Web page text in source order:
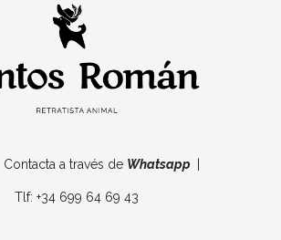
| Contacta a través de Whatsapp
Tlf: +34 699 64 69 43